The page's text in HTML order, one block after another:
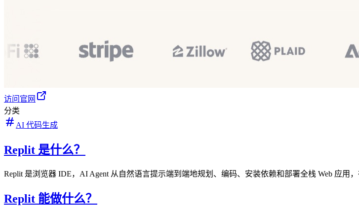
访问官网
分类
AI 代码生成
Replit 是什么？
Replit 是浏览器 IDE，AI Agent 从自然语言提示端到端地规划、编码、安装依赖和部署全栈 Web 应用
Replit 能做什么？